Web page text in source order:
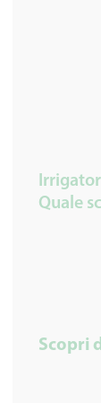
Quale
Scopri